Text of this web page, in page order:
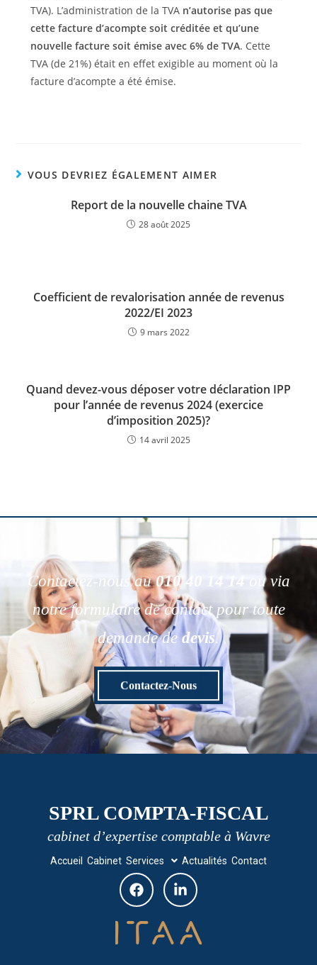
TVA). L’administration de la TVA n’autorise pas que
cette facture d’acompte soit créditée et qu’une
nouvelle facture soit émise avec 6% de TVA. Cette
TVA (de 21%) était en effet exigible au moment où la
facture d’acompte a été émise.
VOUS DEVRIEZ ÉGALEMENT AIMER
Report de la nouvelle chaine TVA
28 août 2025
Coefficient de revalorisation année de revenus
2022/EI 2023
9 mars 2022
Quand devez-vous déposer votre déclaration IPP
pour l’année de revenus 2024 (exercice
d’imposition 2025)?
14 avril 2025
Contactez-nous au010 40 14 14
ou via
notre formulaire de contact pour toute
demande de devis.
Contactez-Nous
SPRL COMPTA-FISCAL
cabinet d’expertise comptable à Wavre
Accueil Cabinet Services Actualités Contact